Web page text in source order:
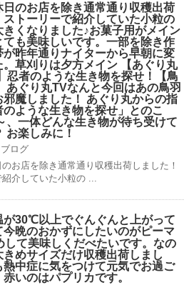
日のお店を除き通常通り収穫出荷
ストーリーで紹介していた小粒の
きくなりました♪お菓子用がメイン
ても美味しいです。一部を除き作
が昨年通りナイターから早朝に変
。草刈りは夕方メイン 【あぐり丸
忍者のような生き物を探せ！【鳥
あぐり丸TVなんと今回はあの鳥羽
邪魔しました！ あぐり丸からの指
ような生き物を探せ」とのこ
、一体どんな生き物が待ち受けて
お楽しみに！
ブログ
お店を除き通常通り収穫出荷しました！
介していた小粒の ...
が30℃以上でぐんぐんと上がって
今晩のおかずにしたいのがピーマ
して美味しくだべたいです。なの
きめサイズだけ収穫出荷しまし
熱中症に気をつけて元気でお過ご
赤いのはパプリカです。